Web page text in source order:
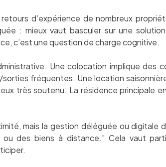
d’expérience de nombreux
: mieux vaut basculer sur une
c’est une question de charge cognitive.
Une colocation implique des
fréquentes. Une location
très soutenu. La résidence principale
mais la gestion déléguée ou digitale
des biens à distance.” Cela vaut